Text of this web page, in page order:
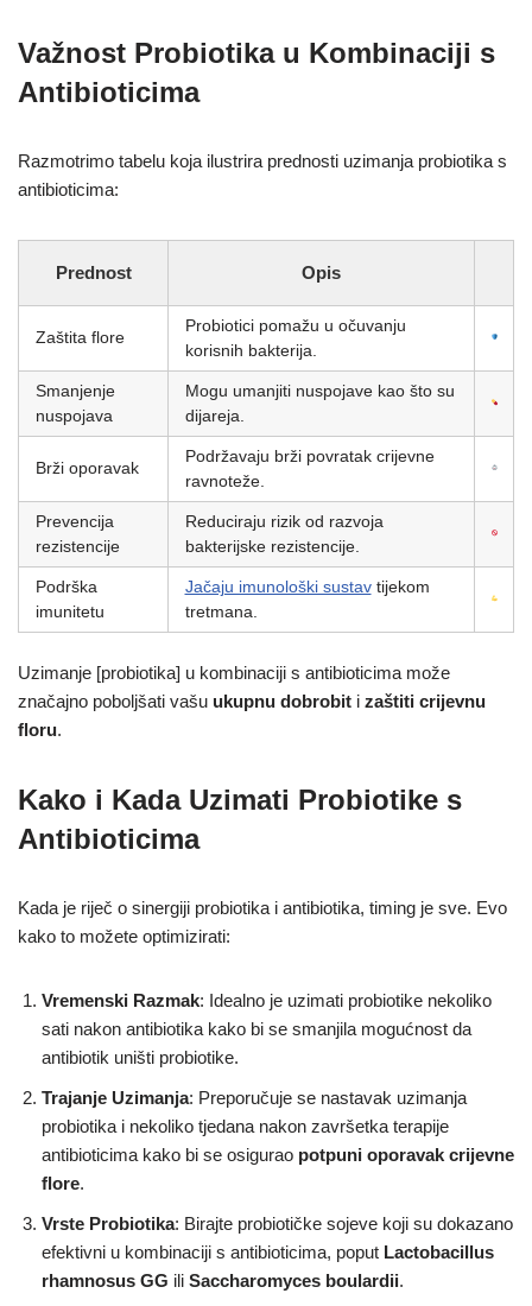
Važnost Probiotika u Kombinaciji s
Antibioticima
Razmotrimo tabelu koja ilustrira prednosti uzimanja probiotika s
antibioticima:
Prednost Opis
Zaštita flore
Probiotici pomažu u očuvanju
korisnih bakterija.
Smanjenje
nuspojava
Mogu umanjiti nuspojave kao što su
dijareja.
Brži oporavak
Podržavaju brži povratak crijevne
ravnoteže.
Prevencija
rezistencije
Reduciraju rizik od razvoja
bakterijske rezistencije.
Podrška
imunitetu
Jačaju imunološki sustavtijekom
tretmana.
Uzimanje [probiotika] u kombinaciji s antibioticima može
značajno poboljšati vašu ukupnu dobrobit i zaštiti crijevnu
floru.
Kako i Kada Uzimati Probiotike s
Antibioticima
Kada je riječ o sinergiji probiotika i antibiotika, timing je sve. Evo
kako to možete optimizirati:
Vremenski Razmak: Idealno je uzimati probiotike nekoliko
sati nakon antibiotika kako bi se smanjila mogućnost da
antibiotik uništi probiotike.
Trajanje Uzimanja: Preporučuje se nastavak uzimanja
probiotika i nekoliko tjedana nakon završetka terapije
antibioticima kako bi se osigurao potpuni oporavak crijevne
flore.
Vrste Probiotika: Birajte probiotičke sojeve koji su dokazano
efektivni u kombinaciji s antibioticima, poput Lactobacillus
rhamnosus GG ili Saccharomyces boulardii.